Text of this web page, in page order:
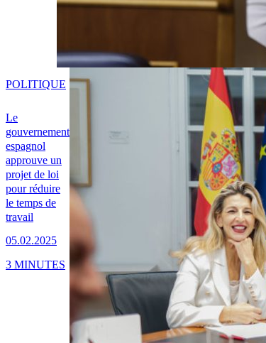
Le
gouvernement
espagnol
approuve un
projet de loi
pour réduire
le temps de
travail
05.02.2025
POLITIQUE
3 MINUTES